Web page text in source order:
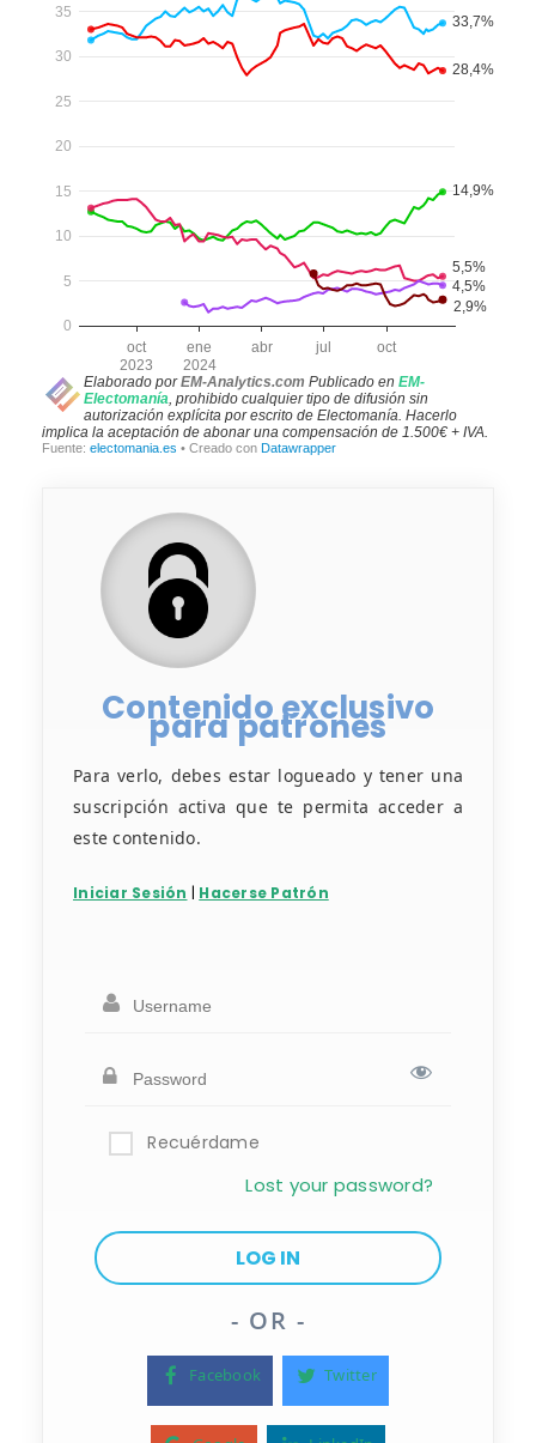
Contenido exclusivo
para patrones
Para verlo, debes estar logueado y tener una
suscripción activa que te permita acceder a
este contenido.
Iniciar Sesión | Hacerse Patrón
Recuérdame
Lost your password?
- OR -
Facebook Twitter